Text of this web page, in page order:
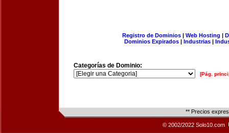
Registro de Dominios| Web Hosting |
Dominios Expirados | Industrias |
Categorías de Dominio:
[Pág.
** Precios
© 2002/2022 Solo10.com